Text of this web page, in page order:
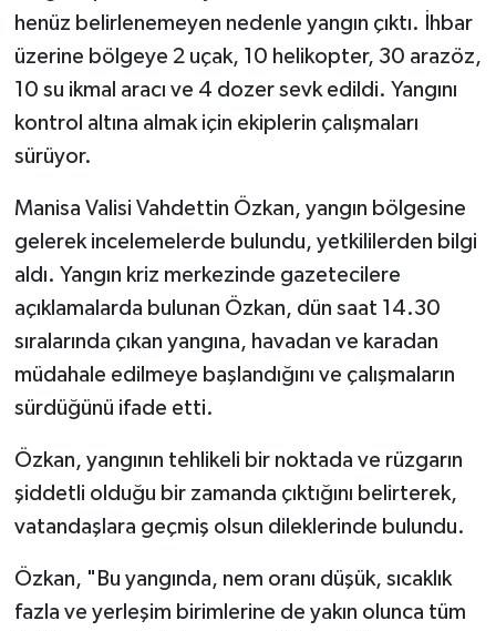
henüz belirlenemeyen nedenle yangın çıktı. İhbar
üzerine bölgeye 2 uçak, 10 helikopter, 30 arazöz,
10 su ikmal aracı ve 4 dozer sevk edildi. Yangını
kontrol altına almak için ekiplerin çalışmaları
sürüyor.
Manisa Valisi Vahdettin Özkan, yangın bölgesine
gelerek incelemelerde bulundu, yetkililerden bilgi
aldı. Yangın kriz merkezinde gazetecilere
açıklamalarda bulunan Özkan, dün saat 14.30
sıralarında çıkan yangına, havadan ve karadan
müdahale edilmeye başlandığını ve çalışmaların
sürdüğünü ifade etti.
Özkan, yangının tehlikeli bir noktada ve rüzgarın
şiddetli olduğu bir zamanda çıktığını belirterek,
vatandaşlara geçmiş olsun dileklerinde bulundu.
Özkan, "Bu yangında, nem oranı düşük, sıcaklık
fazla ve yerleşim birimlerine de yakın olunca tüm